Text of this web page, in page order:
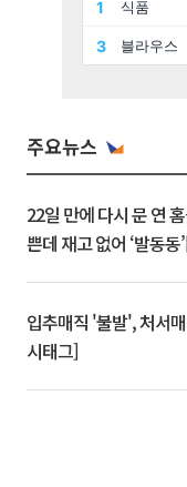
주요뉴스
22일 만에 다시 문 연
쁜데 재고 없어 ‘발동동
입추매직 '불발', 처서
시태그]